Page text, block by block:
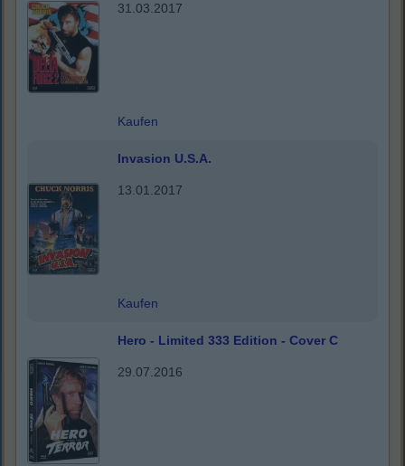
31.03.2017
Kaufen
Invasion U.S.A.
13.01.2017
Kaufen
Hero - Limited 333 Edition - Cover C
29.07.2016